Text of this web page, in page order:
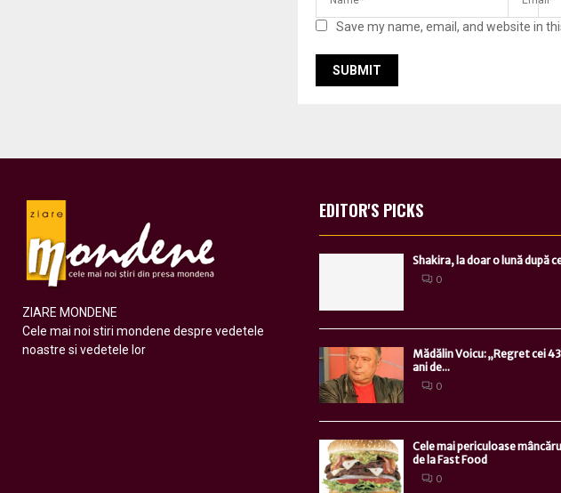
Save my name, email, and website in
ZIARE MONDENE
Cele mai noi stiri mondene despre vedetele
noastre si vedetele lor
EDITOR'S PICKS
Shakira, la doar o lună după
0
Mădălin Voicu: „Regret cei
ani de...
0
Cele mai periculoase
de la Fast Food
0